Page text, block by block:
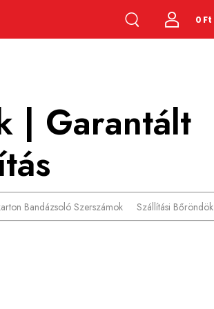
0 Ft
| Garantált
Bandázsoló Szerszámok Szállítási Bőröndök